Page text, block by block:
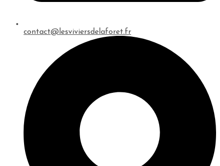
contact@lesviviersdelaforet.fr